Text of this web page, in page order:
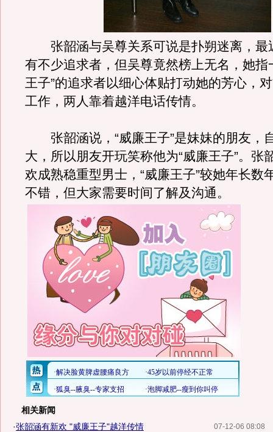
张韶涵与吴尊关系可说是扑朔迷离，最
有不少追求者，但吴尊竟然榜上无名，她指
王子”的追求者以细心体贴打动她的芳心，
工作，两人靠着越洋电话传情。
张韶涵说，“威廉王子”是妹妹的朋友，
大，所以朋友开玩笑称他为“威廉王子”。张
欢成熟稳重型男士，“威廉王子”较她年长数
不错，但大家需要时间了解及沟通。
相关新闻
07-12-06 08:08
·张韶涵有新欢 "威廉王子"越洋传情